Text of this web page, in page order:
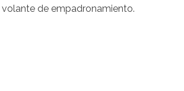
de empadronamiento.